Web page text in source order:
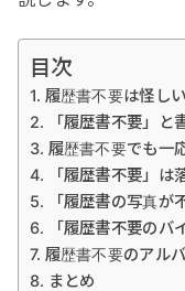
目次
履歴書不要は怪し
「履歴書不要」
履歴書不要でも一
「履歴書不要」は
「履歴書の写真が
「履歴書不要のバ
履歴書不要のアル
まとめ